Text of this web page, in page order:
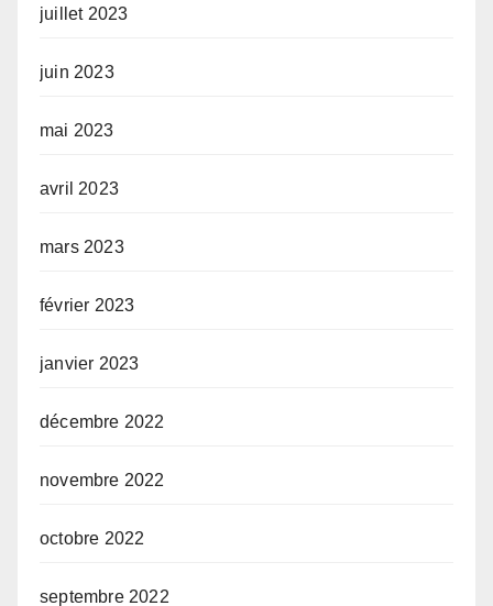
juillet 2023
juin 2023
mai 2023
avril 2023
mars 2023
février 2023
janvier 2023
décembre 2022
novembre 2022
octobre 2022
septembre 2022